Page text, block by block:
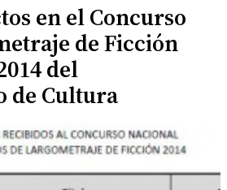
en el Concurso
de Ficción
del
de Cultura